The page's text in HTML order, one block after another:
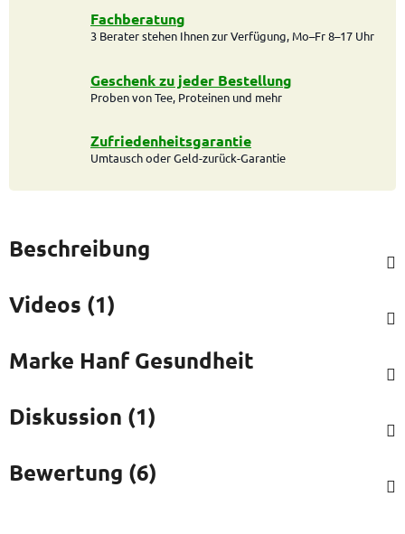
Fachberatung
3 Berater stehen Ihnen zur Verfügung, Mo–Fr 8–17 Uhr
Geschenk zu jeder Bestellung
Proben von Tee, Proteinen und mehr
Zufriedenheitsgarantie
Umtausch oder Geld-zurück-Garantie
Beschreibung
Videos (1)
Marke Hanf Gesundheit
Diskussion (1)
Bewertung (6)